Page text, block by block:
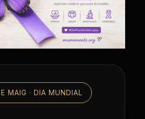
MAIG · DIA MUNDIAL